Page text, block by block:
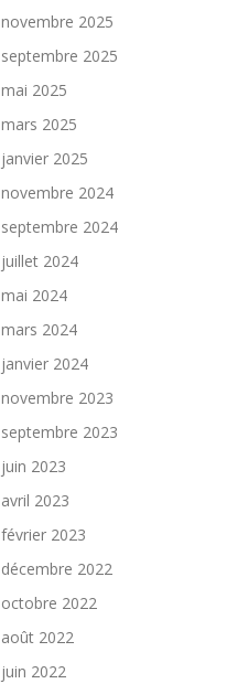
novembre 2025
septembre 2025
mai 2025
mars 2025
janvier 2025
novembre 2024
septembre 2024
juillet 2024
mai 2024
mars 2024
janvier 2024
novembre 2023
septembre 2023
juin 2023
avril 2023
février 2023
décembre 2022
octobre 2022
août 2022
juin 2022